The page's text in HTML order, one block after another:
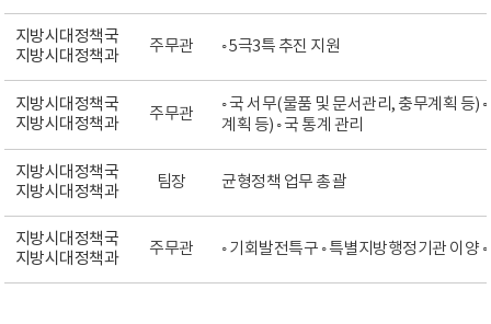
지방시대정책국
지방시대정책과
주무관 ◦ 5극3특 추진 지원
지방시대정책국
지방시대정책과
주무관
◦ 국 서무(물품 및 문서관리, 충무계획 등
계획 등) ◦ 국 통계 관리
지방시대정책국
지방시대정책과
팀장 균형정책 업무 총괄
지방시대정책국
지방시대정책과
주무관 ◦ 기회발전특구 ◦ 특별지방행정기관 이양